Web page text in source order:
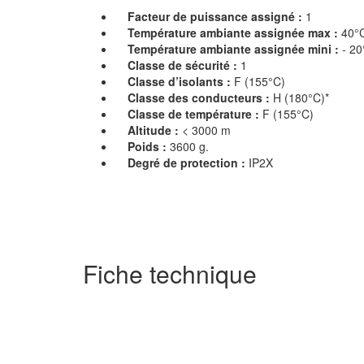
Facteur de puissance assigné : 1
Température ambiante assignée max :
Température ambiante assignée mini : -
Classe de sécurité : 1
Classe d’isolants : F (155°C)
Classe des conducteurs : H (180°C)*
Classe de température : F (155°C)
Altitude : < 3000 m
Poids : 3600 g.
Degré de protection : IP2X
Fiche technique